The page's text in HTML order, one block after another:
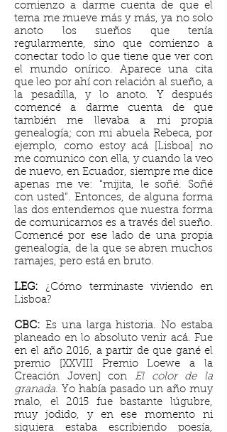
comienzo a darme cuenta de que el
tema me mueve más y más, ya no solo
anoto los sueños que tenía
regularmente, sino que comienzo a
conectar todo lo que tiene que ver con
el mundo onírico. Aparece una cita
que leo por ahí con relación al sueño, a
la pesadilla, y lo anoto. Y después
comencé a darme cuenta de que
también me llevaba a mi propia
genealogía; con mi abuela Rebeca, por
ejemplo, como estoy acá [Lisboa] no
me comunico con ella, y cuando la veo
de nuevo, en Ecuador, siempre me dice
apenas me ve: “mijita, le soñé. Soñé
con usted”. Entonces, de alguna forma
las dos entendemos que nuestra forma
de comunicarnos es a través del sueño.
Comencé por ese lado de una propia
genealogía, de la que se abren muchos
ramajes, pero está en bruto.
LEG: ¿Cómo terminaste viviendo en
Lisboa?
CBC: Es una larga historia. No estaba
planeado en lo absoluto venir acá. Fue
en el año 2016, a partir de que gané el
premio [XXVIII Premio
Loewe a la
Creación Joven] con El color de la
granada. Yo había pasado un año muy
malo, el 2015 fue bastante lúgubre,
muy jodido, y en ese momento ni
siquiera estaba escribiendo poesía,